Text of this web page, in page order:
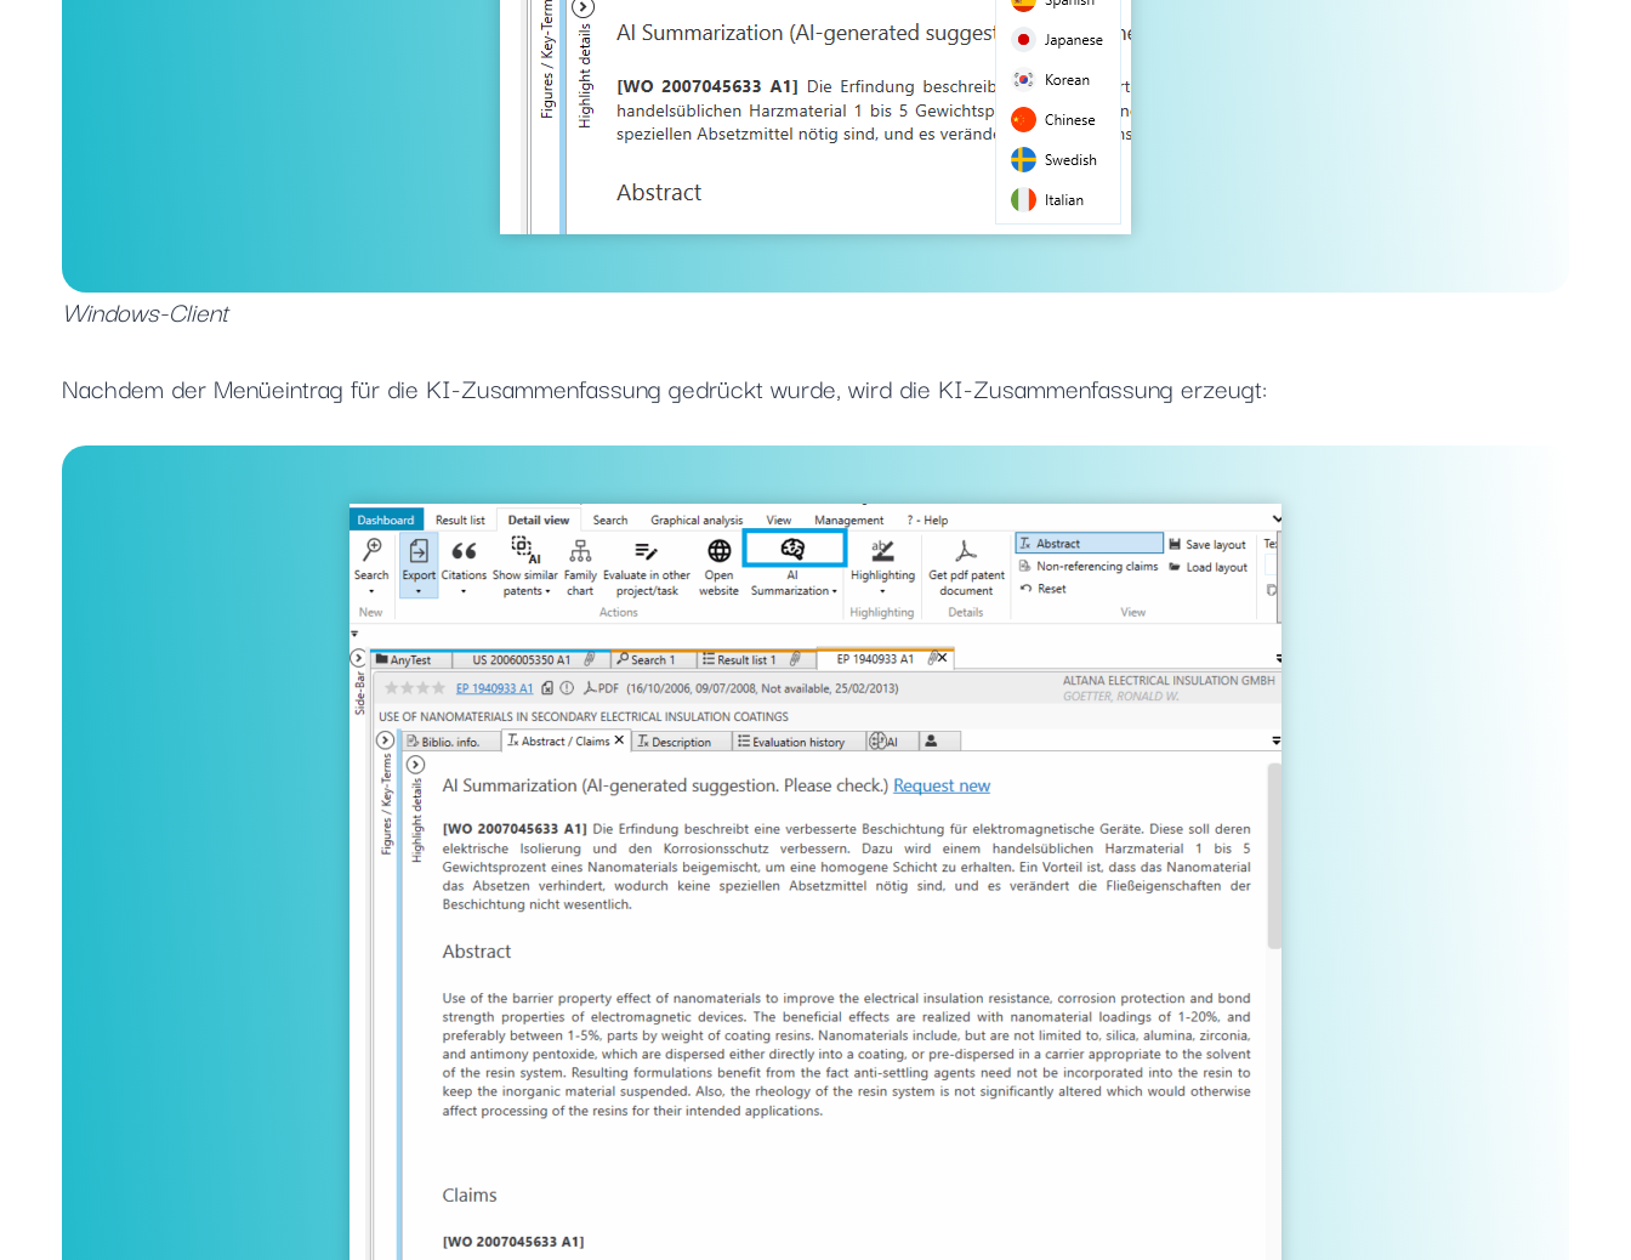
Windows-Client
Nachdem der Menüeintrag für die KI-Zusammenfassung gedrückt wurde, wird die KI-Zusammenfassung erzeugt: